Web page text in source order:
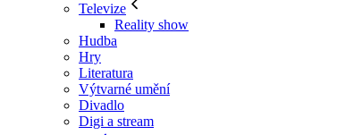
Televize
Reality show
Hudba
Hry
Literatura
Výtvarné umění
Divadlo
Digi a stream